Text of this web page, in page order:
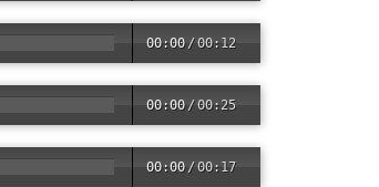
00:00 /00:12
00:00 /00:25
00:00 /00:17